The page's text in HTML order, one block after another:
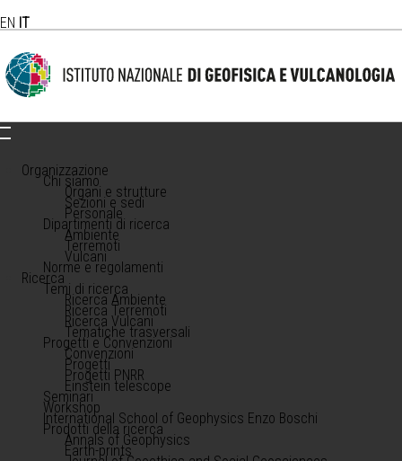
EN IT
Organizzazione
Chi siamo
Organi e strutture
Sezioni e sedi
Personale
Dipartimenti di ricerca
Ambiente
Terremoti
Vulcani
Norme e regolamenti
Ricerca
Temi di ricerca
Ricerca Ambiente
Ricerca Terremoti
Ricerca Vulcani
Tematiche trasversali
Progetti e Convenzioni
Convenzioni
Progetti
Progetti PNRR
Einstein telescope
Seminari
Workshop
International School of Geophysics Enzo Boschi
Prodotti della ricerca
Annals of Geophysics
Earth-prints